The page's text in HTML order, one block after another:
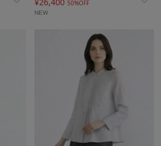
¥26,40050%OFF
NEW